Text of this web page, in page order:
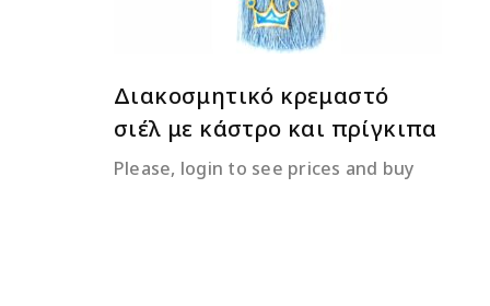
Διακοσμητικό κρεμαστό
σιέλ με κάστρο και πρίγκιπα
Please, login to see prices and buy